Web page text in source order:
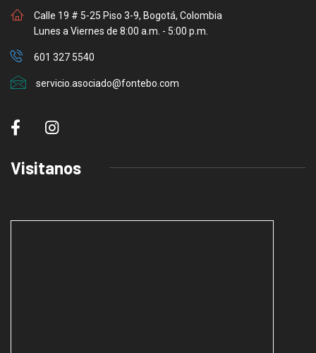
Calle 19 # 5-25 Piso 3-9, Bogotá, Colombia
Lunes a Viernes de 8:00 a.m. - 5:00 p.m.
601 327 5540
servicio.asociado@fontebo.com
Visitanos